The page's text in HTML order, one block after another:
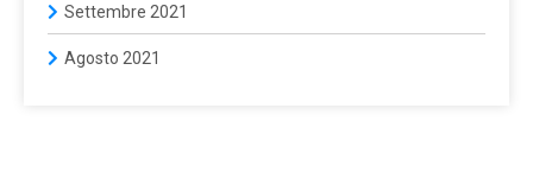
Settembre 2021
Agosto 2021